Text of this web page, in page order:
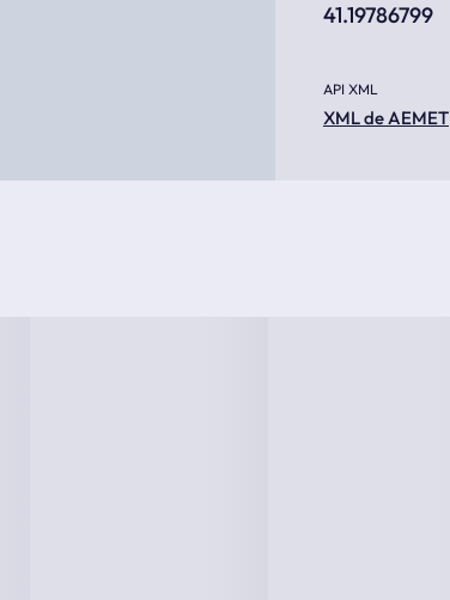
41.19786799
API XML
XML de AEMET